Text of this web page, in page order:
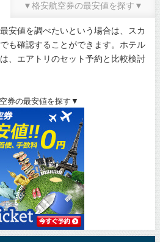
▼格安航空券の最安値を探す▼
安値を調べたいという場合は、スカ
も確認することができます。ホテル
、エアトリのセット予約と比較検討
券の最安値を探す▼